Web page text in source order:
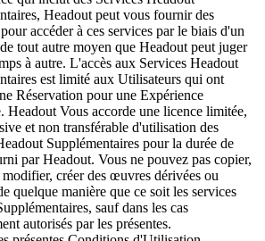
Headout peut vous fournir des
accéder à ces services par le biais d'un
tout autre moyen que Headout peut juger
à autre. L'accès aux Services Headout
est limité aux Utilisateurs qui ont
Réservation pour une Expérience
Headout Vous accorde une licence limitée,
et non transférable d'utilisation des
Supplémentaires pour la durée de
par Headout. Vous ne pouvez pas copier,
créer des œuvres dérivées ou
quelque manière que ce soit les services
sauf dans les cas
autorisés par les présentes.